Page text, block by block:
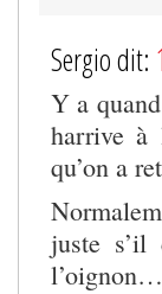
Sergio dit:
Y a
harrive à
qu’on a
juste s’il
l’oignon…